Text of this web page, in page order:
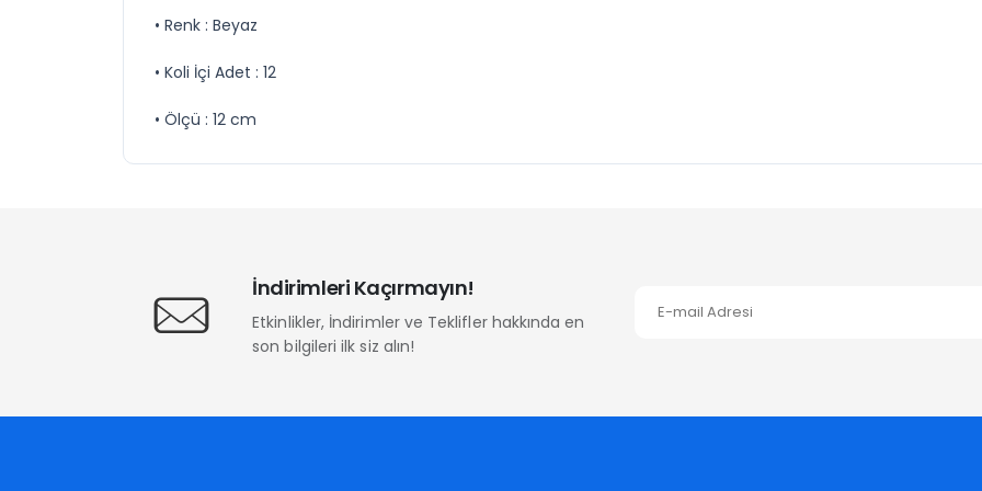
• Renk : Beyaz
• Koli İçi Adet : 12
• Ölçü : 12 cm
İndirimleri Kaçırmayın!
Etkinlikler, İndirimler ve Teklifler hakkında en
son bilgileri ilk siz alın!